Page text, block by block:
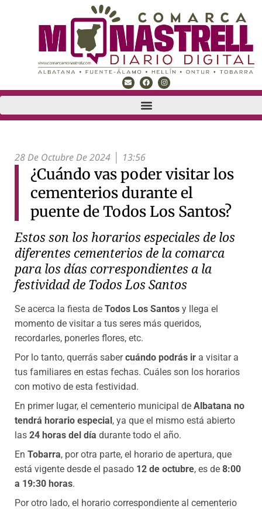
28 De Octubre De 2024 13:56
¿Cuándo vas poder visitar los
cementerios durante el
puente de Todos Los Santos?
Estos son los horarios especiales de los
diferentes cementerios de la comarca
para los días correspondientes a la
festividad de Todos Los Santos
Se acerca la fiesta de Todos Los Santos y llega el
momento de visitar a tus seres más queridos,
recordarles, ponerles flores, etc.
Por lo tanto, querrás sabercuándo podrás ir a visitar a
tus familiares en estas fechas. Cuáles son los horarios
con motivo de esta festividad.
En primer lugar, el cementerio municipal de Albatana no
tendrá horario especial, ya que el mismo está abierto
las 24 horas del día durante todo el año.
En Tobarra, por otra parte, el horario de apertura, que
está vigente desde el pasado 12 de octubre, es de 8:00
a 19:30 horas.
Por otro lado, el horario correspondiente al cementerio